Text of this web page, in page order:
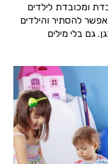
ומכובדת לילדים
להסתיר והילדים
גם בלי מילים